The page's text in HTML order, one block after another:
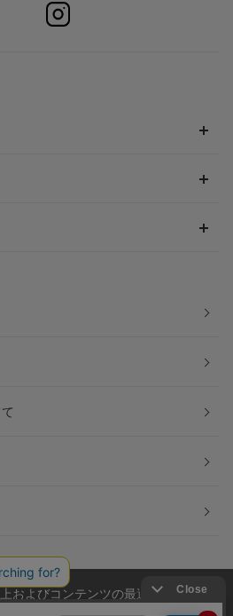
およびコンテンツの最適な提供、ト
てCookieを使用しています。